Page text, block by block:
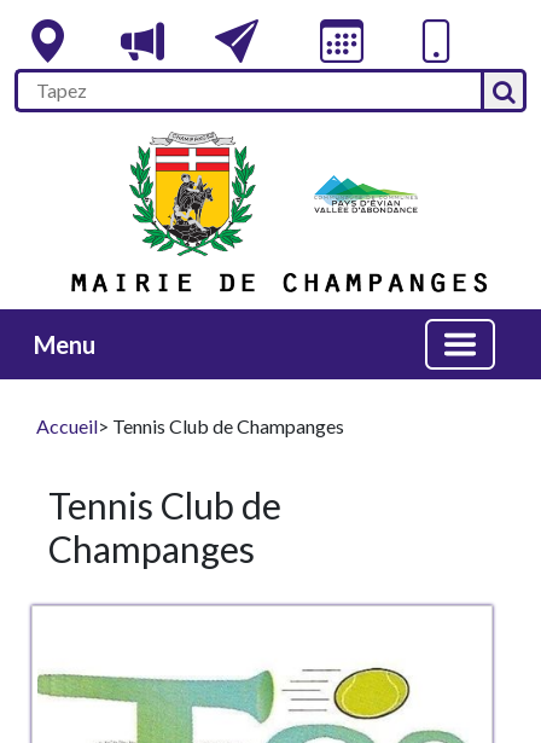
Menu
Accueil> Tennis Club de Champanges
Tennis Club de
Champanges